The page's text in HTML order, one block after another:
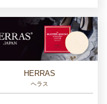
HERRAS
ヘラス